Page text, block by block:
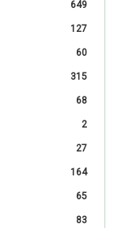
649
127
60
315
68
2
27
164
65
83